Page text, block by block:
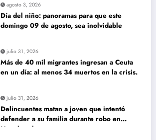
agosto 3, 2026
Día del niño: panoramas para que este
domingo 09 de agosto, sea inolvidable
julio 31, 2026
Más de 40 mil migrantes ingresan a Ceuta
en un día: al menos 34 muertos en la crisis.
julio 31, 2026
Delincuentes matan a joven que intentó
defender a su familia durante robo en
Huechuraba